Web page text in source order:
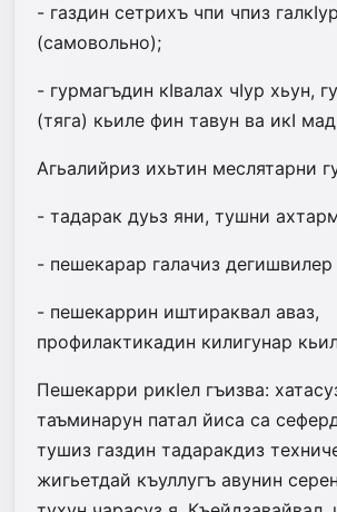
- газдин сетрихъ чпи чпиз
(самовольно);
- гурмагъдин кIвалах чIур хьун,
(тяга) кьиле фин тавун ва икI
Агьалийриз ихьтин меслятарни
- тадарак дуьз яни, тушни
- пешекарар галачиз
- пешекаррин иштираквал аваз,
профилактикадин килигунар
Пешекарри рикIел гъизва:
таъминарун патал йиса са
тушиз газдин тадаракдиз
жигьетдай къуллугъ авунин